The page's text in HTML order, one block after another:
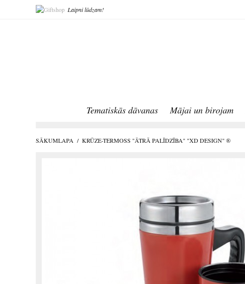
Laipni lūdzam!
Tematiskās dāvanas Mājai un birojam
SĀKUMLAPA / KRŪZE-TERMOSS "ĀTRĀ PALĪDZĪBA" "XD DESIGN" ®